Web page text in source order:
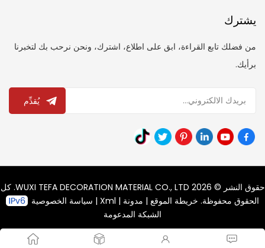
يشترك
من فضلك تابع القراءة، ابق على اطلاع، اشترك، ونحن نرحب بك لتخبرنا
برأيك.
يُقدِّم
حقوق النشر © 2026 WUXI TEFA DECORATION MATERIAL CO., LTD. كل
الحقوق محفوظة. خريطة الموقع | مدونة |
Xml
| سياسة الخصوصية
الشبكة المدعومة